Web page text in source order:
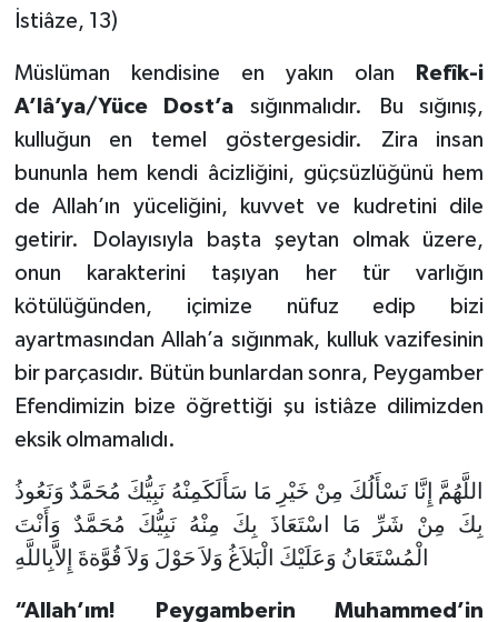
İstiâze, 13)
Müslüman kendisine en yakın olan Refîk-i
A’lâ’ya/Yüce Dost’a sığınmalıdır. Bu sığınış,
kulluğun en temel göstergesidir. Zira insan
bununla hem kendi âcizliğini, güçsüzlüğünü hem
de Allah’ın yüceliğini, kuvvet ve kudretini dile
getirir. Dolayısıyla başta şeytan olmak üzere,
onun karakterini taşıyan her tür varlığın
kötülüğünden, içimize nüfuz edip bizi
ayartmasından Allah’a sığınmak, kulluk vazifesinin
bir parçasıdır. Bütün bunlardan sonra, Peygamber
Efendimizin bize öğrettiği şu istiâze dilimizden
eksik olmamalıdı.
اللَّهُمَّ إِنَّا نَسْأَلُكَ مِنْ خَيْرِ مَا سَأَلَكَمِنْهُ نَبِيُّكَ مُحَمَّدٌ وَنَعُوذُ
بِكَ مِنْ شَرِّ مَا اسْتَعَاذَ بِكَ مِنْهُ نَبِيُّكَ مُحَمَّدٌ وَأَنْتَ
“Allah’ım! Peygamberin Muhammed’in